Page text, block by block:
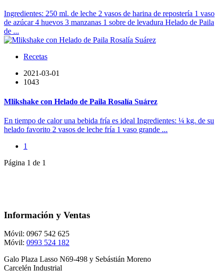
Ingredientes: 250 ml. de leche 2 vasos de harina de repostería 1 vaso
de azúcar 4 huevos 3 manzanas 1 sobre de levadura Helado de Paila
de ...
Recetas
2021-03-01
1043
Mlikshake con Helado de Paila Rosalía Suárez
En tiempo de calor una bebida fría es ideal Ingredientes: ¼ kg. de su
helado favorito 2 vasos de leche fría 1 vaso grande ...
1
Página 1 de 1
Información y Ventas
Móvil: 0967 542 625
Móvil: 0993 524 182
Galo Plaza Lasso N69-498 y Sebástián Moreno
Carcelén Industrial